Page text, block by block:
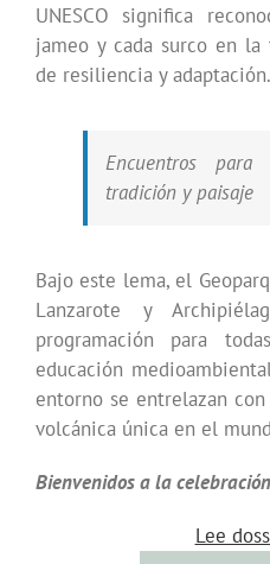
UNESCO significa
jameo y cada surco en
de resiliencia y adaptación.
Encuentros para
tradición y paisaje
Bajo este lema, el
Lanzarote y
programación para
educación
entorno se entrelazan
volcánica única en el
Bienvenidos a la
Lee